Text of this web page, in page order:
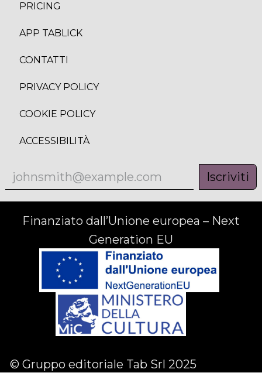
PRICING
APP TABLICK
CONTATTI
PRIVACY POLICY
COOKIE POLICY
ACCESSIBILITÀ
Iscriviti
Finanziato dall’Unione europea – Next
Generation EU
© Gruppo editoriale Tab Srl 2025